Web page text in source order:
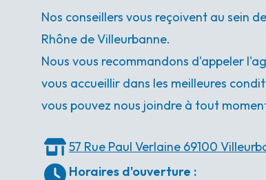
Nos conseillers vous reçoivent au sein
Rhône de Villeurbanne.
Nous vous recommandons d'appeler
vous accueillir dans les meilleures
vous pouvez nous joindre à tout
57 Rue Paul Verlaine 69100
Horaires d'ouverture :